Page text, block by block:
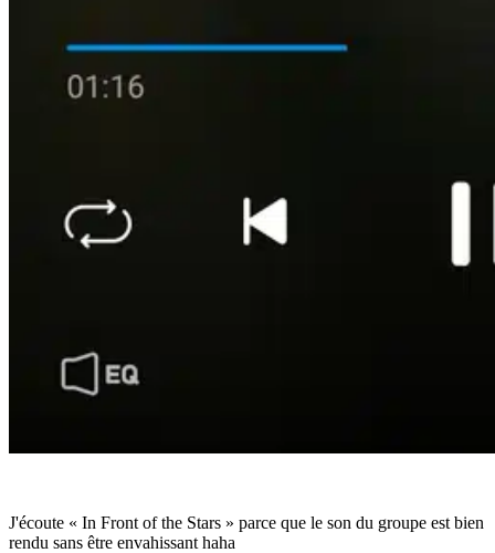
J'écoute « In Front of the Stars » parce que le son du groupe est bien
rendu sans être envahissant haha